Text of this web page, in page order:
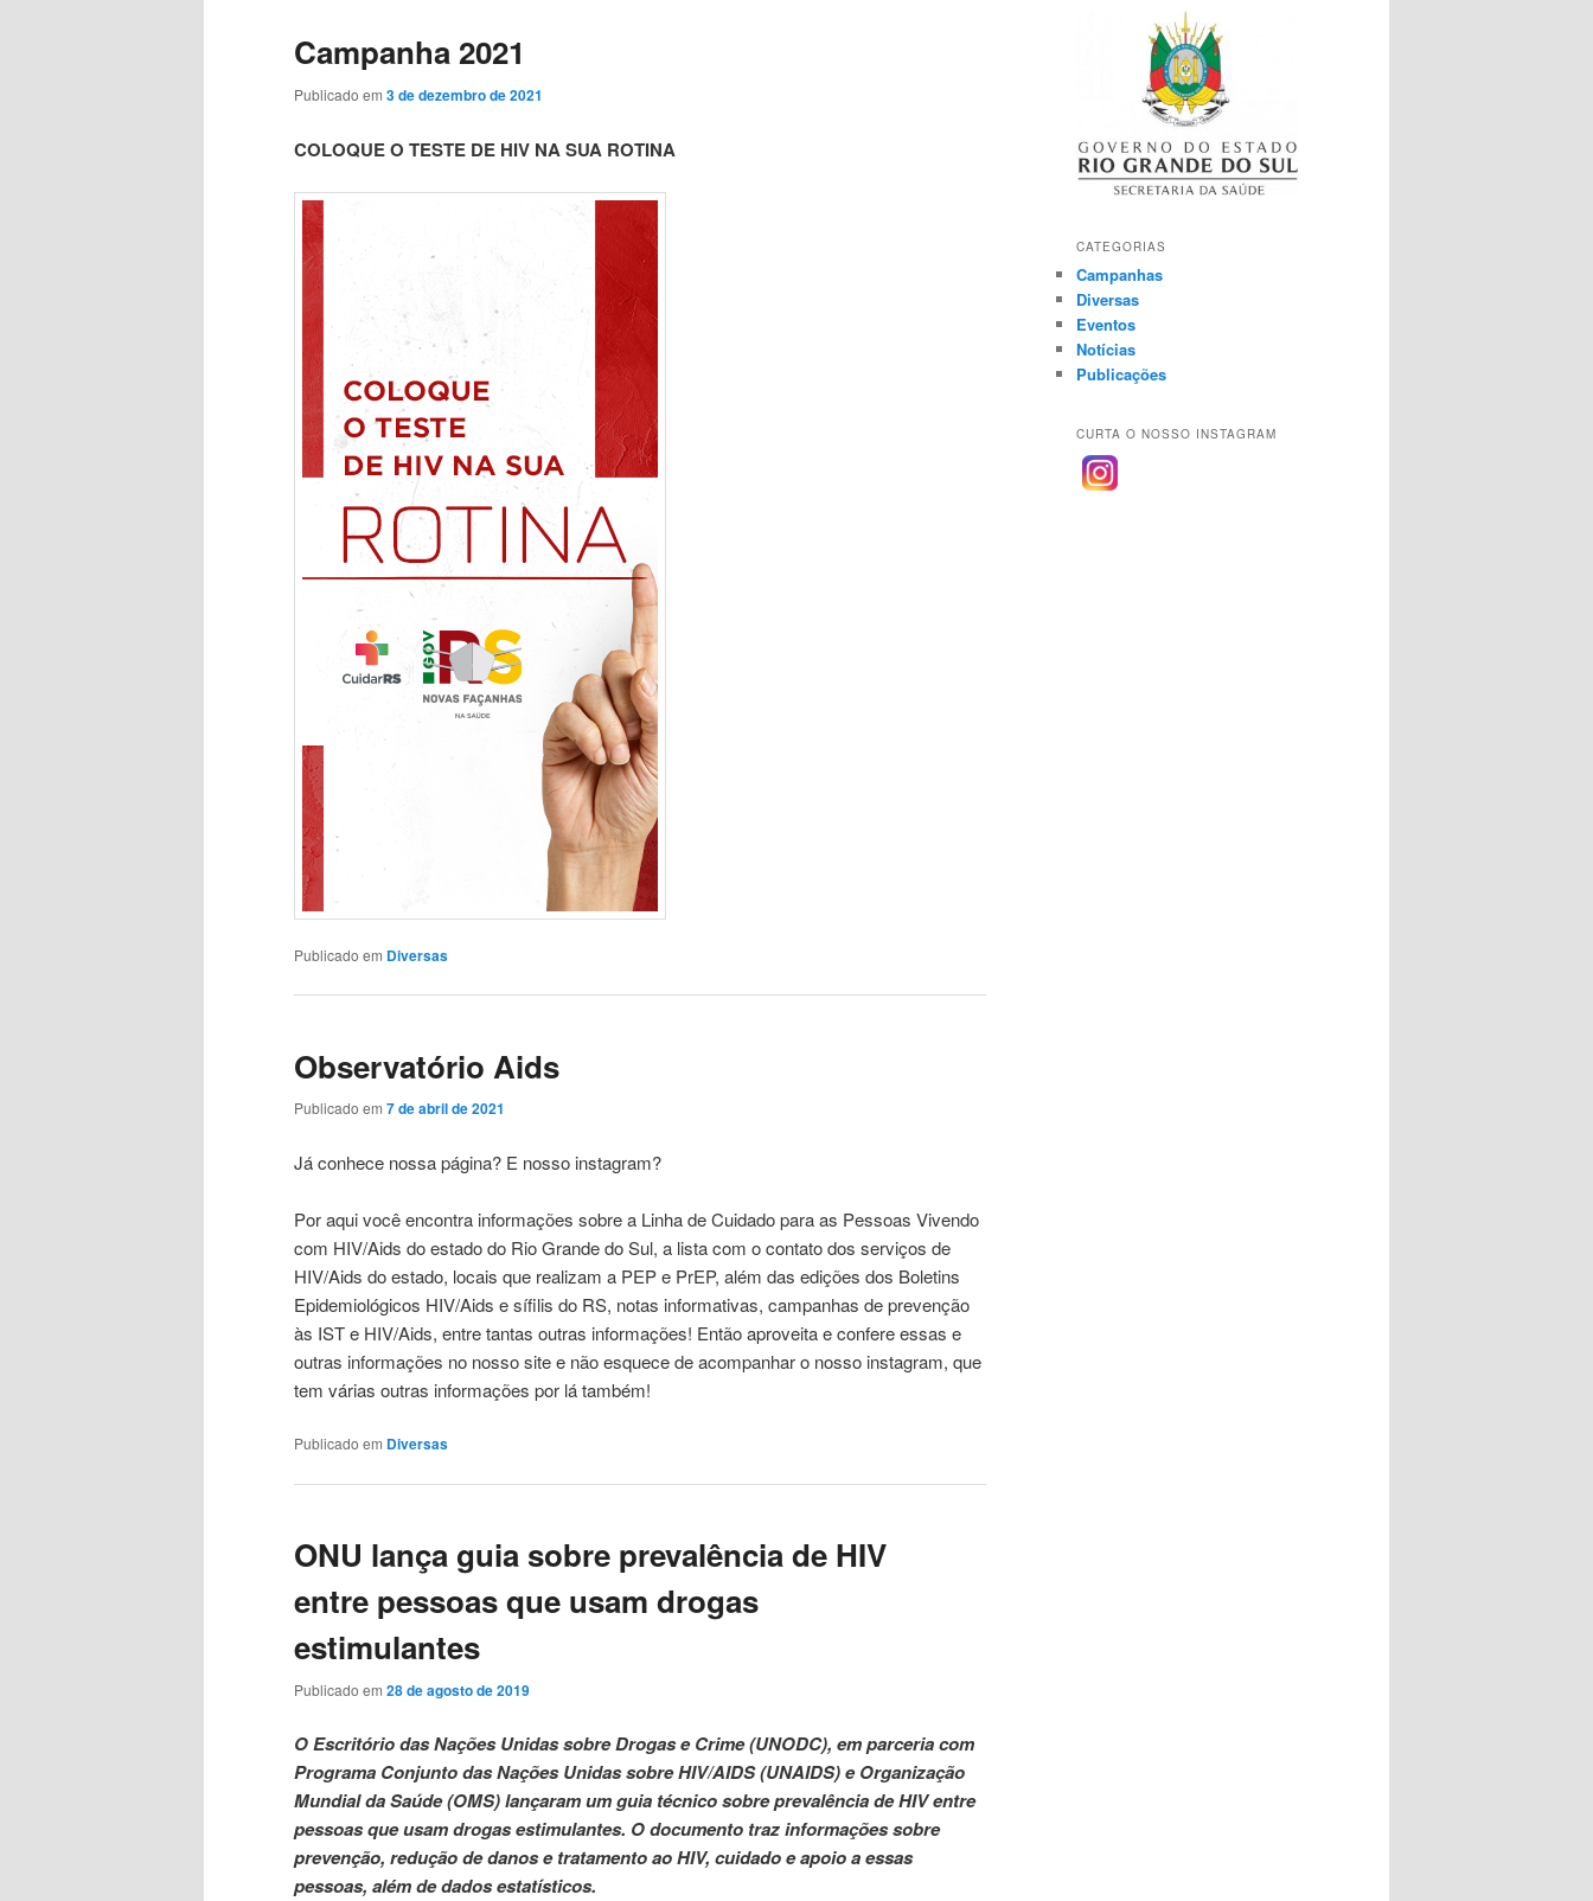
conteúdo
conteúdo
Campanha 2021
Publicado em 3 de dezembro de 2021
COLOQUE O TESTE DE HIV NA SUA ROTINA
Publicado em Diversas
Observatório Aids
Publicado em 7 de abril de 2021
Já conhece nossa página? E nosso instagram?
Por aqui você encontra informações sobre a Linha de Cuidado para as Pessoas Vivendo
com HIV/Aids do estado do Rio Grande do Sul, a lista com o contato dos serviços de
HIV/Aids do estado, locais que realizam a PEP e PrEP, além das edições dos Boletins
Epidemiológicos HIV/Aids e sífilis do RS, notas informativas, campanhas de prevenção
às IST e HIV/Aids, entre tantas outras informações! Então aproveita e confere essas e
outras informações no nosso site e não esquece de acompanhar o nosso instagram, que
tem várias outras informações por lá também!
Publicado em Diversas
ONU lança guia sobre prevalência de HIV
entre pessoas que usam drogas
estimulantes
Publicado em 28 de agosto de 2019
O Escritório das Nações Unidas sobre Drogas e Crime (UNODC), em parceria com
Programa Conjunto das Nações Unidas sobre HIV/AIDS (UNAIDS) e Organização
Mundial da Saúde (OMS) lançaram um guia técnico sobre prevalência de HIV entre
pessoas que usam drogas estimulantes. O documento traz informações sobre
prevenção, redução de danos e tratamento ao HIV, cuidado e apoio a essas
pessoas, além de dados estatísticos.
CATEGORIAS
Campanhas
Diversas
Eventos
Notícias
Publicações
CURTA O NOSSO INSTAGRAM